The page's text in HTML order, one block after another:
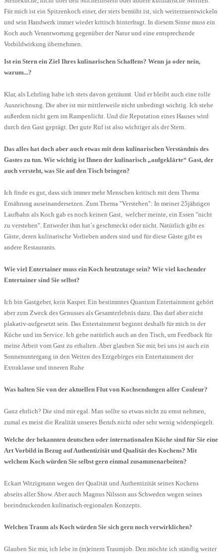
Für mich ist ein Spitzenkoch einer, der stets bemüht ist, sich weiterzuentwickeln
und sein Handwerk immer wieder kritisch hinterfragt. In diesem Sinne muss ein
Koch auch Verantwortung gegenüber der Natur und eine entsprechende
Vorbildwirkung übernehmen.
Ist ein Stern ein Ziel Ihres kulinarischen Schaffens? Wenn ja oder nein,
warum...?
Klar, als Lehrling habe ich stets davon geträumt. Und er bleibt auch eine tolle
Auszeichnung. Die aber ist mir mittlerweile nicht unbedingt wichtig. Ich stehe
außerdem nicht gern im Rampenlicht. Und die Reputation eines Hauses wird
durch den Gast geprägt. Der gute Ruf ist also wichtiger als der Stern.
Das alles hat doch aber auch etwas mit dem kulinarischen Verständnis des
Gastes zu tun. Wie wichtig ist Ihnen der kulinarisch „aufgeklärte“ Gast, der
auch versteht, was Sie auf den Tisch bringen?
Ich finde es gut, dass sich immer mehr Menschen kritisch mit dem Thema
Ernährung auseinandersetzen. Zum Thema "Verstehen": In meiner 25jährigen
Laufbahn als Koch gab es noch keinen Gast, welcher meinte, ein Essen "nicht
zu verstehen". Entweder ihm hat´s geschmeckt oder nicht. Natürlich gibt es
Gäste, deren kulinarische Vorlieben anders sind und für diese Gäste gibt es
andere Restaurants.
Wie viel Entertainer muss ein Koch heutzutage sein? Wie viel kochender
Entertainer sind Sie selbst?
Ich bin Gastgeber, kein Kasper. Ein bestimmtes Quantum Entertainment gehört
aber zum Zweck des Genusses als Gesamterlebnis dazu. Das darf aber nicht
plakativ-aufgesetzt sein. Das Entertainment beginnt deshalb für mich in der
Küche und im Service. Ich gehe natürlich auch an den Tisch, um Feedback für
meine Arbeit vom Gast zu erhalten. Aber glauben Sie mir, bei uns ist auch ein
Sonnenuntergang in den Weiten des Erzgebirges ein Entertainment der
Extraklasse und inneren Ruhe
Was halten Sie von der aktuellen Flut von Kochsendungen aller Couleur?
Ganz ehrlich? Die sind mir egal. Man sollte so etwas nicht zu ernst nehmen,
zumal es meist die Realität unseres Berufs nicht oder sehr wenig widerspiegelt.
Welche der bekannten deutschen oder internationalen Köche sind für Sie eine
Art Vorbild in Bezug auf Authentizität und Qualität des Kochens? Mit
welchem Koch würden Sie selbst gern einmal zusammenarbeiten?
Eckart Witzigmann wegen der Qualität und Authentizität seines Kochens
abseits aller Show. Aber auch Magnus Nilsson aus Schweden wegen seines
beeindruckenden kulinarisch-regionalen Konzepts.
Welchen Traum als Koch würden Sie sich gern noch verwirklichen?
Glauben Sie mir, ich lebe in (m)einem Traumjob. Den möchte ich ständig weiter